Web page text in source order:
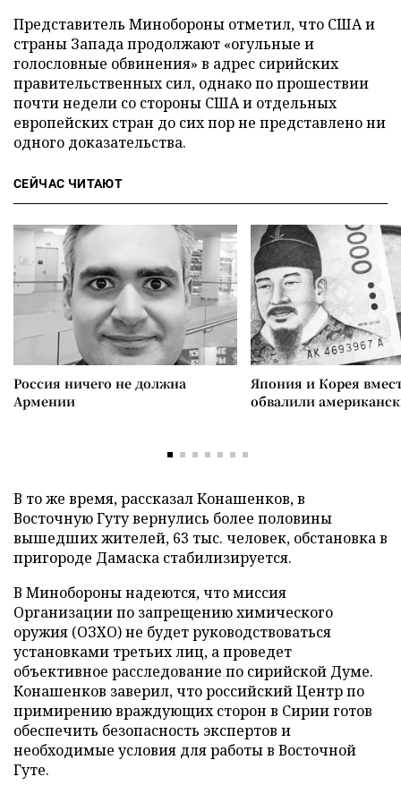
Представитель Минобороны отметил, что США и
страны Запада продолжают «огульные и
голословные обвинения» в адрес сирийских
правительственных сил, однако по прошествии
почти недели со стороны США и отдельных
европейских стран до сих пор не представлено ни
одного доказательства.
СЕЙЧАС ЧИТАЮТ
Россия ничего не должна
Армении
Япония и Корея
обвалили
В то же время, рассказал Конашенков, в
Восточную Гуту вернулись более половины
вышедших жителей, 63 тыс. человек, обстановка в
пригороде Дамаска стабилизируется.
В Минобороны надеются, что миссия
Организации по запрещению химического
оружия (ОЗХО) не будет руководствоваться
установками третьих лиц, а проведет
объективное расследование по сирийской Думе.
Конашенков заверил, что российский Центр по
примирению враждующих сторон в Сирии готов
обеспечить безопасность экспертов и
необходимые условия для работы в Восточной
Гуте.